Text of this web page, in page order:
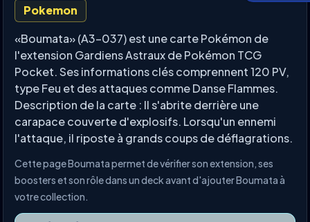
Pokemon
«Boumata» (A3-037) est une carte Pokémon de
l'extension Gardiens Astraux de Pokémon TCG
Pocket. Ses informations clés comprennent 120 PV,
type Feu et des attaques comme Danse Flammes.
Description de la carte : Il s'abrite derrière une
carapace couverte d'explosifs. Lorsqu'un ennemi
l'attaque, il riposte à grands coups de déflagrations.
Cette page Boumata permet de vérifier son extension, ses
boosters et son rôle dans un deck avant d'ajouter Boumata à
votre collection.